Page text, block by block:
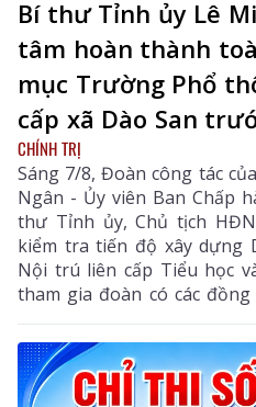
Bí thư Tỉnh ủy Lê
tâm hoàn thành
mục Trường Phổ
cấp xã Dào San
CHÍNH TRỊ
Sáng 7/8, Đoàn công tác
Ngân - Ủy viên Ban Chấp
thư Tỉnh ủy, Chủ tịch
kiểm tra tiến độ xây dựng
Nội trú liên cấp Tiểu học
tham gia đoàn có các đồng
viên Ban Thường vụ Tỉnh
trực UBND tỉnh; Lê Đức
Trưởng Ban Tuyên giáo và
một số sở, ngành liên quan